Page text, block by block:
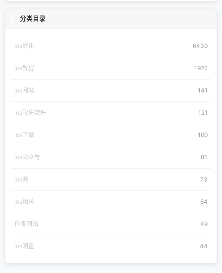
分类目录
Ios资讯 6430
ios教程 1922
ios网站 141
ios限免软件 121
ios下载 100
ios公众号 85
ios源 73
ios相关 64
作废网站 49
ios网盘 44